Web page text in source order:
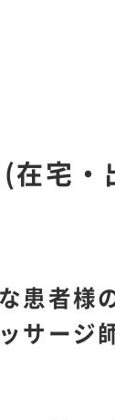
(在宅・
患者様
サージ